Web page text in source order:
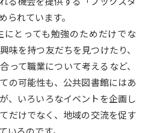
学問検索
られています。
とっても勉強のためだけでな
味を持つ友だちを見つけたり、
って職業について考えるなど、
の可能性も、公共図書館にはあ
、いろいろなイベントを企画し
だけでなく、地域の交流を促す